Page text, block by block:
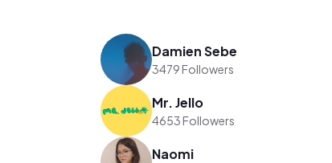
Damien Sebe
3479 Followers
Mr. Jello
4653 Followers
Naomi